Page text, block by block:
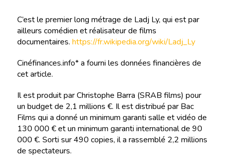
C’est le premier long métrage de Ladj Ly, qui est par
ailleurs comédien et réalisateur de films
documentaires. https://fr.wikipedia.org/wiki/Ladj_Ly
Cinéfinances.info* a fourni les données financières de
cet article.
Il est produit par Christophe Barra (SRAB films) pour
un budget de 2,1 millions €. Il est distribué par Bac
Films qui a donné un minimum garanti salle et vidéo de
130 000 € et un minimum garanti international de 90
000 €. Sorti sur 490 copies, il a rassemblé 2,2 millions
de spectateurs.